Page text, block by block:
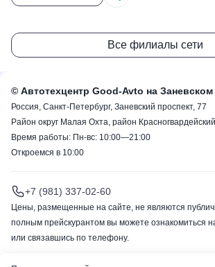
Все филиалы сети
© Автотехцентр Good-Avto на Заневском
Россия, Санкт-Петербург, Заневский проспект, 77
Район округ Малая Охта, район Красногвардейский
Время работы: Пн-вс: 10:00—21:00
Откроемся в 10:00
+7 (981) 337-02-60
Цены, размещенные на сайте, не являются
полным прейскурантом вы можете ознакомиться
или связавшись по телефону.